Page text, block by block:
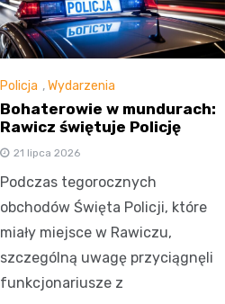
Policja ,Wydarzenia
Bohaterowie w mundurach:
Rawicz świętuje Policję
21 lipca 2026
Podczas tegorocznych
obchodów Święta Policji, które
miały miejsce w Rawiczu,
szczególną uwagę przyciągnęli
funkcjonariusze z